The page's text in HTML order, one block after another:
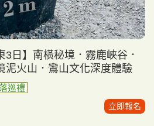
3日】南橫秘境．霧鹿峽谷．
泥火山．鸞山文化深度體驗
巡禮
立即報名